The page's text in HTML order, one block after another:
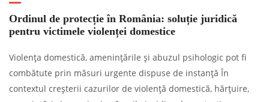
Ordinul de protecție în România: soluție juridică
pentru victimele violenței domestice
Violența domestică, amenințările și abuzul psihologic pot fi
combătute prin măsuri urgente dispuse de instanță În
contextul creșterii cazurilor de violență domestică, hărțuire,